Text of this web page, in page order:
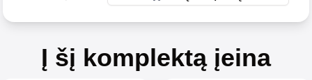
Į šį komplektą įeina